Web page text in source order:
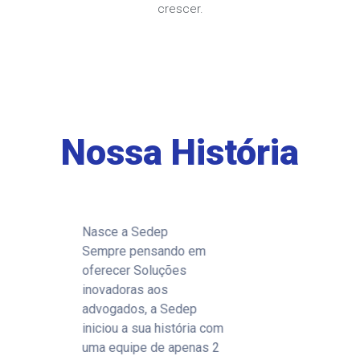
crescer.
Nossa História
Jornais Oficiais
Alguns jornais passaram a
ter versões para a
Internet, e para fazer a
leitura, a Sedep criou um
sistema de pesquisas
automáticas, o SedepSIS,